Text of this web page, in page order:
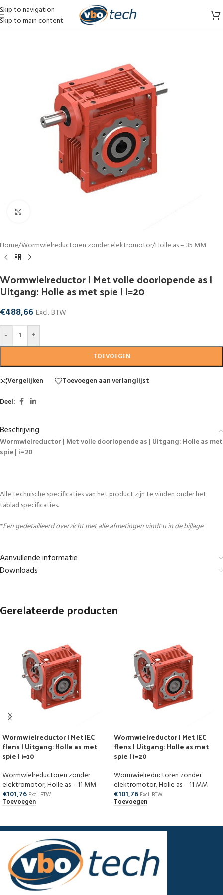
Skip to navigation
Skip to main content
Home/Wormwielreductoren zonder elektromotor/Holle as – 35 MM
Wormwielreductor | Met volle doorlopende as |
Uitgang: Holle as met spie | i=20
€488,66 Excl. BTW
-
+
TOEVOEGEN
Vergelijken
Toevoegen aan verlanglijst
Deel:
Beschrijving
Wormwielreductor | Met volle doorlopende as | Uitgang: Holle as met
spie | i=20
Alle technische specificaties van het product zijn te vinden onder het
tablad specificaties.
*Een gedetailleerd overzicht met alle afmetingen vindt u in de bijlage.
Aanvullende informatie
Downloads
Gerelateerde producten
Wormwielreductor | Met IEC
flens | Uitgang: Holle as met
spie | i=10
Wormwielreductoren zonder
elektromotor,Holle as – 11 MM
€101,76 Excl. BTW
Toevoegen
Wormwielreductor | Met IEC
flens | Uitgang: Holle as met
spie | i=20
Wormwielreductoren zonder
elektromotor,Holle as – 11 MM
€101,76 Excl. BTW
Toevoegen